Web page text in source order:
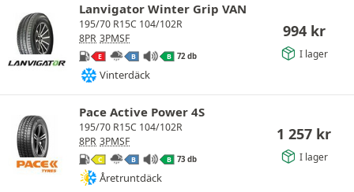
Lanvigator Winter Grip VAN
195/70 R15C 104/102R
8PR 3PMSF
E B B 72 db
Vinterdäck
994 kr
I lager
Pace Active Power 4S
195/70 R15C 104/102R
8PR 3PMSF
C B B 73 db
Åretruntdäck
1 257 kr
I lager